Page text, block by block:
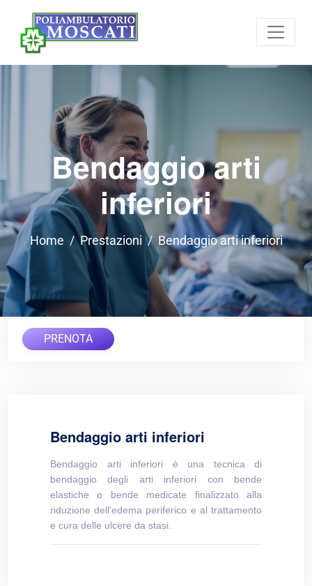
Bendaggio arti
inferiori
Home Prestazioni Bendaggio arti inferiori
PRENOTA
Bendaggio arti inferiori
Bendaggio arti inferiori è una tecnica di
bendaggio degli arti inferiori con bende
elastiche o bende medicate finalizzato alla
riduzione dell’edema periferico e al trattamento
e cura delle ulcere da stasi.